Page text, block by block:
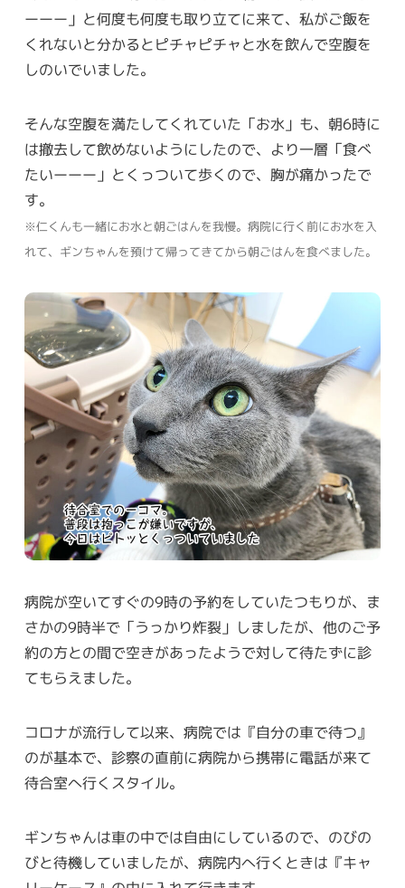
ーーー」と何度も何度も取り立てに来て、私がご飯を
くれないと分かるとピチャピチャと水を飲んで空腹を
しのいでいました。
そんな空腹を満たしてくれていた「お水」も、朝6時に
は撤去して飲めないようにしたので、より一層「食べ
たいーーー」とくっついて歩くので、胸が痛かったで
す。
※仁くんも一緒にお水と朝ごはんを我慢。病院に行く前にお水を入
れて、ギンちゃんを預けて帰ってきてから朝ごはんを食べました。
病院が空いてすぐの9時の予約をしていたつもりが、ま
さかの9時半で「うっかり炸裂」しましたが、他のご予
約の方との間で空きがあったようで対して待たずに診
てもらえました。
コロナが流行して以来、病院では『自分の車で待つ』
のが基本で、診察の直前に病院から携帯に電話が来て
待合室へ行くスタイル。
ギンちゃんは車の中では自由にしているので、のびの
びと待機していましたが、病院内へ行くときは『キャ